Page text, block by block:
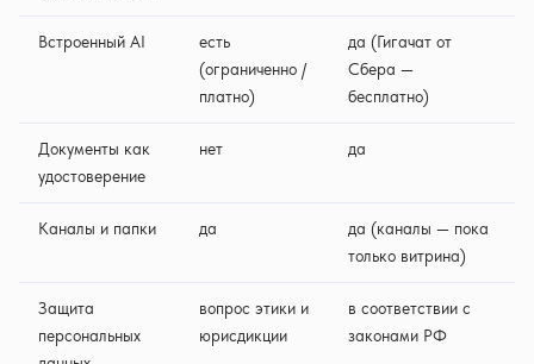
Встроенный AI
есть
(ограниченно /
платно)
да (Гигачат от
Сбера —
бесплатно)
Документы как
удостоверение
нет да
Каналы и папки да
да (каналы — пока
только витрина)
Защита
персональных
вопрос этики и
юрисдикции
в соответствии с
законами РФ